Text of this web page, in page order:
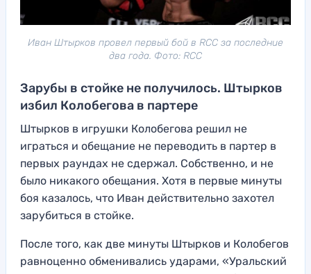
Иван Штырков провел первый бой в RCC за последние
два года. Фото: RCC
Зарубы в стойке не получилось. Штырков
избил Колобегова в партере
Штырков в игрушки Колобегова решил не
играться и обещание не переводить в партер в
первых раундах не сдержал. Собственно, и не
было никакого обещания. Хотя в первые минуты
боя казалось, что Иван действительно захотел
зарубиться в стойке.
После того, как две минуты Штырков и Колобегов
равноценно обменивались ударами, «Уральский